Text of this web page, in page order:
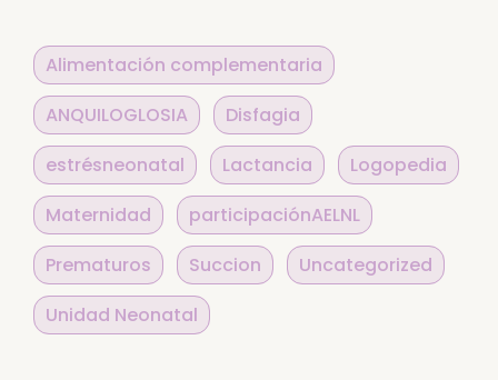
Alimentación complementaria
ANQUILOGLOSIA
Disfagia
estrésneonatal
Lactancia
Logopedia
Maternidad
participaciónAELNL
Prematuros
Succion
Uncategorized
Unidad Neonatal